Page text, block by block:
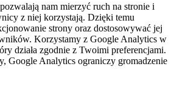
nam mierzyć ruch na stronie i
z niej korzystają. Dzięki temu
strony oraz dostosowywać jej
Korzystamy z Google Analytics w
działa zgodnie z Twoimi preferencjami.
Google Analytics ograniczy gromadzenie